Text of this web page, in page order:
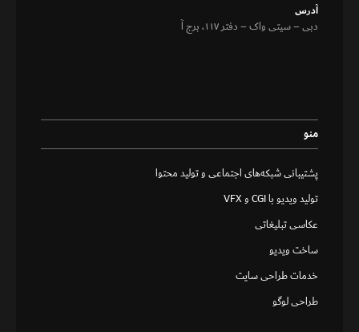
آدرس
دبی – سیتی واک – دفتر ۱۱۷، برج آ
منو
پشتیبانی شبکه‌های اجتماعی و تولید محتوا
تولید ویدیو با CGI و VFX
عکاسی تبلیغاتی
ساخت ویدیو
خدمات طراحی سایت
طراحی لوگو